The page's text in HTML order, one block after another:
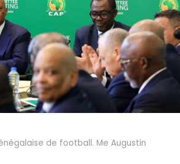
de football. Me Augustin